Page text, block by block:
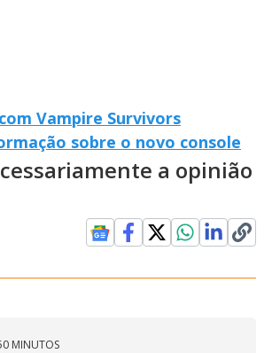
Vampire Survivors
sobre o novo console
a opinião
MINUTOS